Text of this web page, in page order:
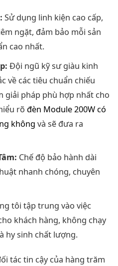
Sử dụng linh kiện cao cấp,
ngặt, đảm bảo mỗi sản
cao nhất.
Đội ngũ kỹ sư giàu kinh
về các tiêu chuẩn chiếu
giải pháp phù hợp nhất cho
rõđèn Module 200W có
không và sẽ đưa ra
Chế độ bảo hành dài
nhanh chóng, chuyên
tôi tập trung vào việc
khách hàng, không chạy
hy sinh chất lượng.
tác tin cậy của hàng trăm